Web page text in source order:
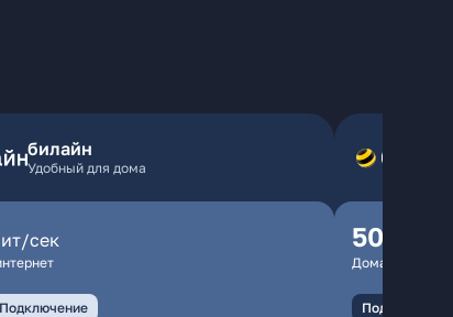
билайн
Удобный для дома
сек
Подключение
500
Домашний
Подключение